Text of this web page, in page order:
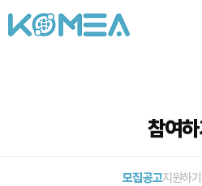
참여하
모집공고지원하기